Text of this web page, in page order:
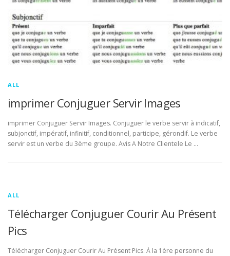
ALL
imprimer Conjuguer Servir Images
imprimer Conjuguer Servir Images. Conjuguer le verbe servir à indicatif,
subjonctif, impératif, infinitif, conditionnel, participe, gérondif. Le verbe
servir est un verbe du 3ème groupe. Avis A Notre Clientele Le …
ALL
Télécharger Conjuguer Courir Au Présent
Pics
Télécharger Conjuguer Courir Au Présent Pics. À la 1ère personne du